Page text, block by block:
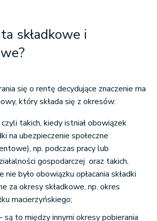
składkowe i
się o rentę decydujące znaczenie ma
który składa się z okresów:
takich, kiedy istniał obowiązek
na ubezpieczenie społeczne
np. podczas pracy lub
gospodarczej oraz takich,
nie było obowiązku opłacania składki
za okresy składkowe, np. okres
macierzyńskiego;
są to między innymi okresy pobierania